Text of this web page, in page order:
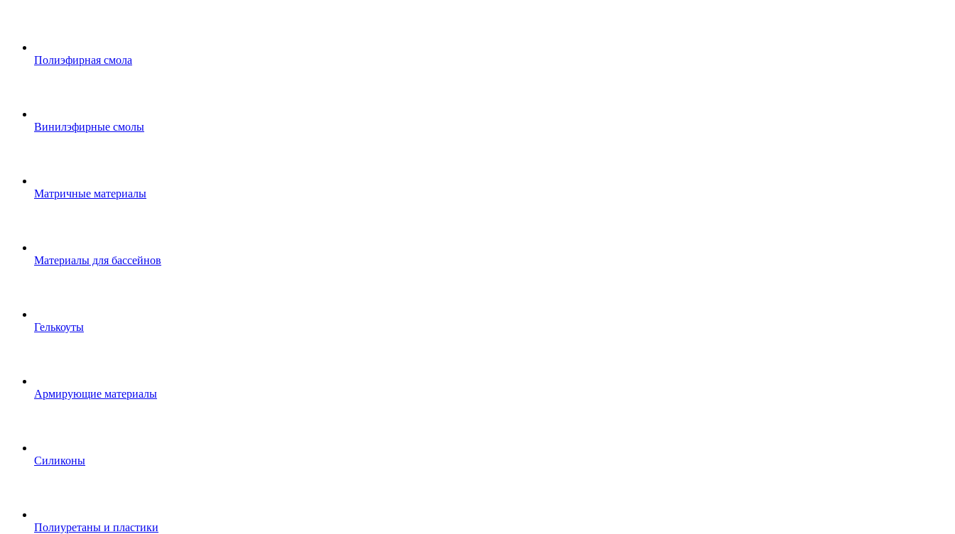
Полиэфирная смола
Винилэфирные смолы
Матричные материалы
Материалы для бассейнов
Гелькоуты
Армирующие материалы
Силиконы
Полиуретаны и пластики